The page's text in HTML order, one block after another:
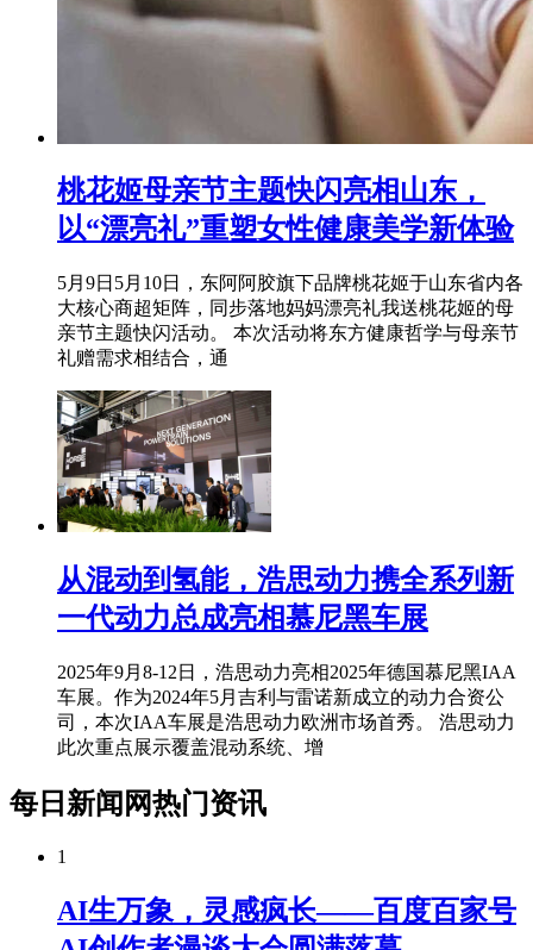
桃花姬母亲节主题快闪亮相山东，
以“漂亮礼”重塑女性健康美学新体验
5月9日5月10日，东阿阿胶旗下品牌桃花姬于山东省内各
大核心商超矩阵，同步落地妈妈漂亮礼我送桃花姬的母
亲节主题快闪活动。 本次活动将东方健康哲学与母亲节
礼赠需求相结合，通
从混动到氢能，浩思动力携全系列新
一代动力总成亮相慕尼黑车展
2025年9月8-12日，浩思动力亮相2025年德国慕尼黑IAA
车展。作为2024年5月吉利与雷诺新成立的动力合资公
司，本次IAA车展是浩思动力欧洲市场首秀。 浩思动力
此次重点展示覆盖混动系统、增
每日新闻网热门资讯
1
AI生万象，灵感疯长——百度百家号